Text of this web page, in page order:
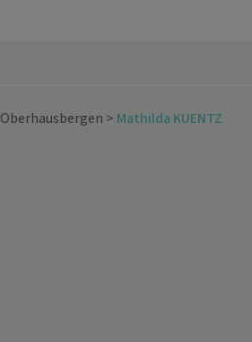
Oberhausbergen > Mathilda KUENTZ